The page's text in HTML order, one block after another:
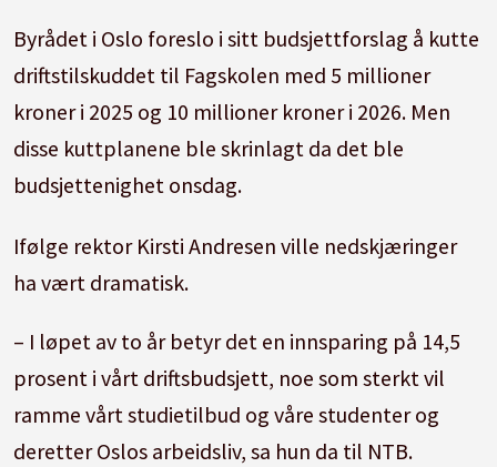
Byrådet i Oslo foreslo i sitt budsjettforslag å kutte
driftstilskuddet til Fagskolen med 5 millioner
kroner i 2025 og 10 millioner kroner i 2026. Men
disse kuttplanene ble skrinlagt da det ble
budsjettenighet onsdag.
Ifølge rektor Kirsti Andresen ville nedskjæringer
ha vært dramatisk.
– I løpet av to år betyr det en innsparing på 14,5
prosent i vårt driftsbudsjett, noe som sterkt vil
ramme vårt studietilbud og våre studenter og
deretter Oslos arbeidsliv, sa hun da til NTB.